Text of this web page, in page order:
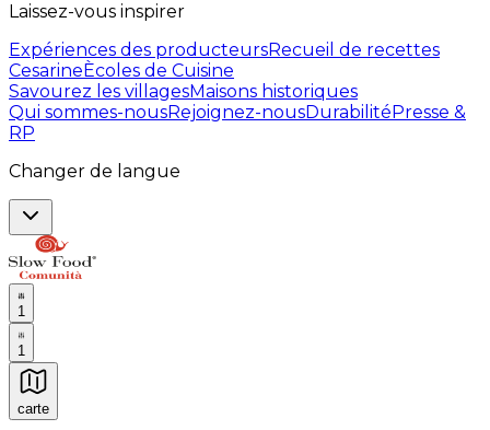
Laissez-vous inspirer
Expériences des producteursRecueil de recettes
CesarineÈcoles de Cuisine
Savourez les villagesMaisons historiques
Qui sommes-nousRejoignez-nousDurabilitéPresse &
RP
Changer de langue
1
1
carte